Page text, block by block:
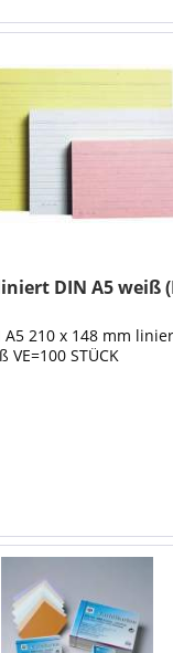
DIN A5 weiß
A5 210 x 148 mm
STÜCK